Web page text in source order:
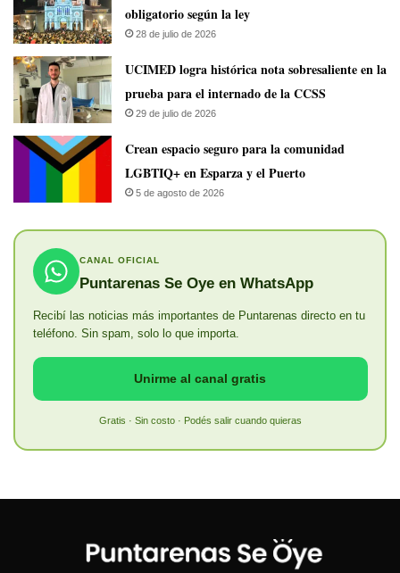
obligatorio según la ley
28 de julio de 2026
UCIMED logra histórica nota sobresaliente en la
prueba para el internado de la CCSS
29 de julio de 2026
Crean espacio seguro para la comunidad
LGBTIQ+ en Esparza y el Puerto
5 de agosto de 2026
CANAL OFICIAL
Puntarenas Se Oye en WhatsApp
Recibí las noticias más importantes de Puntarenas directo en tu
teléfono. Sin spam, solo lo que importa.
Unirme al canal gratis
Gratis · Sin costo · Podés salir cuando quieras